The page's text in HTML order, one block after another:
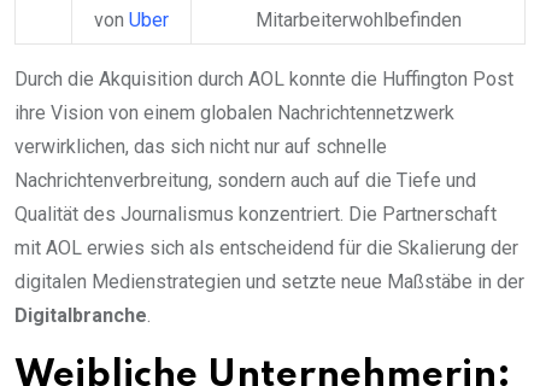
von Uber
Mitarbeiterwohlbefinden
Durch die Akquisition durch AOL konnte die Huffington Post
ihre Vision von einem globalen Nachrichtennetzwerk
verwirklichen, das sich nicht nur auf schnelle
Nachrichtenverbreitung, sondern auch auf die Tiefe und
Qualität des Journalismus konzentriert. Die Partnerschaft
mit AOL erwies sich als entscheidend für die Skalierung der
digitalen Medienstrategien und setzte neue Maßstäbe in der
Digitalbranche.
Weibliche Unternehmerin: